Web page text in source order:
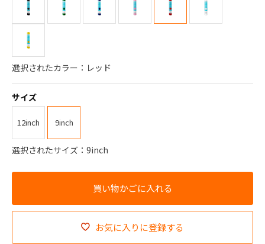
選択されたカラー：レッド
サイズ
12inch 9inch
選択されたサイズ：9inch
お気に入りに登録する